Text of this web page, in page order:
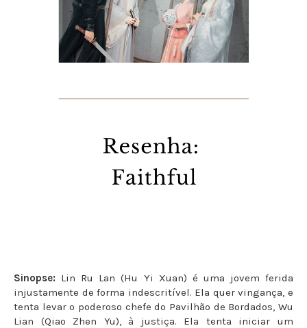
Sinopse: Lin Ru Lan (Hu Yi Xuan) é uma jovem ferida
injustamente de forma indescritível. Ela quer vingança, e
tenta levar o poderoso chefe do Pavilhão de Bordados, Wu
Lian (Qiao Zhen Yu), à justiça. Ela tenta iniciar um